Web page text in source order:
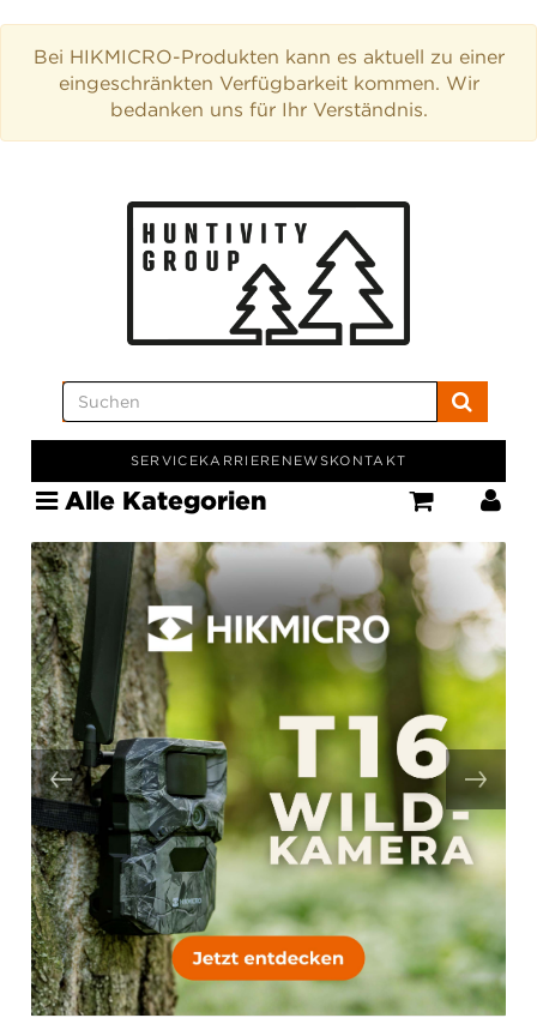
Bei HIKMICRO-Produkten kann es aktuell zu einer
eingeschränkten Verfügbarkeit kommen. Wir
bedanken uns für Ihr Verständnis.
SERVICEKARRIERE NEWSKONTAKT
Alle Kategorien